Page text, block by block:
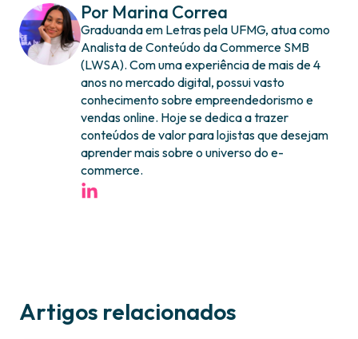
Por Marina Correa
Graduanda em Letras pela UFMG, atua como
Analista de Conteúdo da Commerce SMB
(LWSA). Com uma experiência de mais de 4
anos no mercado digital, possui vasto
conhecimento sobre empreendedorismo e
vendas online. Hoje se dedica a trazer
conteúdos de valor para lojistas que desejam
aprender mais sobre o universo do e-
commerce.
Artigos relacionados